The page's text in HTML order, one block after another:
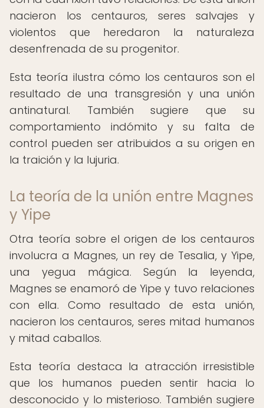
nacieron los centauros, seres salvajes y
violentos que heredaron la naturaleza
desenfrenada de su progenitor.
Esta teoría ilustra cómo los centauros son el
resultado de una transgresión y una unión
antinatural. También sugiere que su
comportamiento indómito y su falta de
control pueden ser atribuidos a su origen en
la traición y la lujuria.
La teoría de la unión entre Magnes
y Yipe
Otra teoría sobre el origen de los centauros
involucra a Magnes, un rey de Tesalia, y Yipe,
una yegua mágica. Según la leyenda,
Magnes se enamoró de Yipe y tuvo relaciones
con ella. Como resultado de esta unión,
nacieron los centauros, seres mitad humanos
y mitad caballos.
Esta teoría destaca la atracción irresistible
que los humanos pueden sentir hacia lo
desconocido y lo misterioso. También sugiere